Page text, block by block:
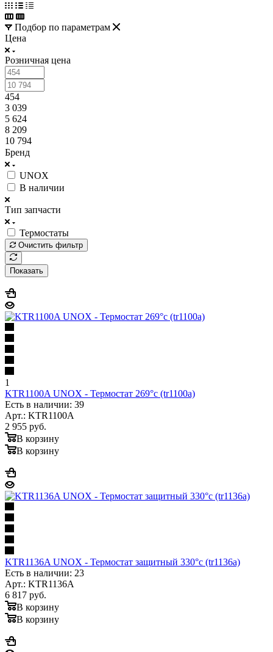
Подбор по параметрам
Цена
Розничная цена
454
3 039
5 624
8 209
10 794
Бренд
UNOX
В наличии
Тип запчасти
Термостаты
Очистить фильтр
Показать
1
KTR1100A UNOX - Термостат 269°c (tr1100a)
Есть в наличии: 39
Арт.: KTR1100A
2 955 руб.
В корзину
В корзину
KTR1136A UNOX - Термостат защитный 330°c (tr1136a)
Есть в наличии: 23
Арт.: KTR1136A
6 817 руб.
В корзину
В корзину